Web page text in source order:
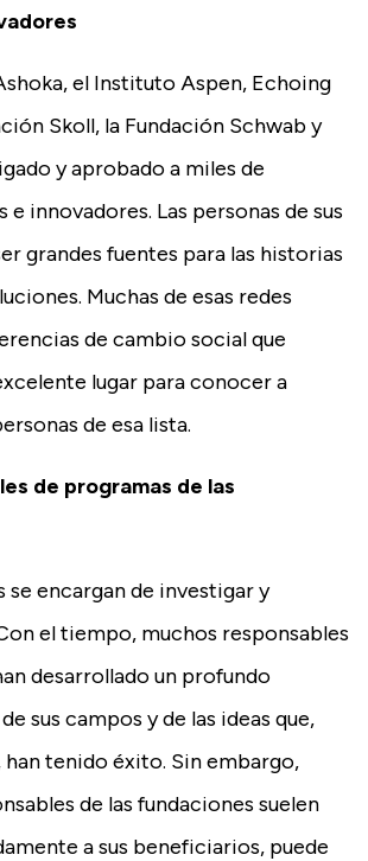
el Instituto Aspen, Echoing
Skoll, la Fundación Schwab y
y aprobado a miles de
innovadores. Las personas de sus
grandes fuentes para las historias
Muchas de esas redes
de cambio social que
lugar para conocer a
de esa lista.
de programas de las
se encargan de investigar y
el tiempo, muchos responsables
desarrollado un profundo
sus campos y de las ideas que,
tenido éxito. Sin embargo,
de las fundaciones suelen
a sus beneficiarios, puede